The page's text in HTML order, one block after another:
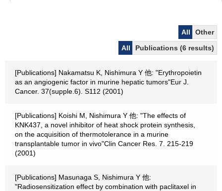
All
Other
All
Publications (6 results)
[Publications] Nakamatsu K, Nishimura Y 他: "Erythropoietin
as an angiogenic factor in murine hepatic tumors"Eur J.
Cancer. 37(supple.6). S112 (2001)
[Publications] Koishi M, Nishimura Y 他: "The effects of
KNK437, a novel inhibitor of heat shock protein synthesis,
on the acquisition of thermotolerance in a murine
transplantable tumor in vivo"Clin Cancer Res. 7. 215-219
(2001)
[Publications] Masunaga S, Nishimura Y 他:
"Radiosensitization effect by combination with paclitaxel in